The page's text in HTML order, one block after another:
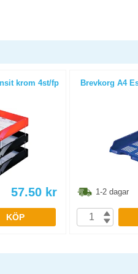
krom 4st/fp
57.50 kr
KÖP
Brevkorg A4
1-2 dagar